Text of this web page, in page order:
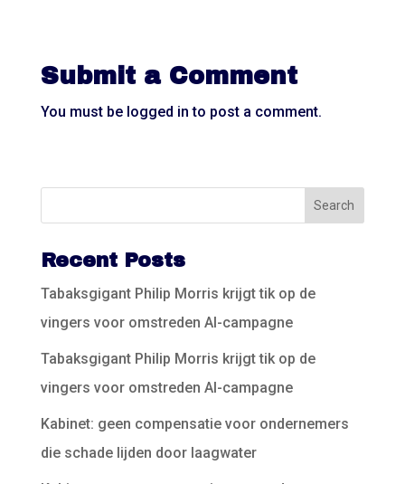
Submit a Comment
You must be logged in to post a comment.
Recent Posts
Tabaksgigant Philip Morris krijgt tik op de
vingers voor omstreden AI-campagne
Tabaksgigant Philip Morris krijgt tik op de
vingers voor omstreden AI-campagne
Kabinet: geen compensatie voor ondernemers
die schade lijden door laagwater